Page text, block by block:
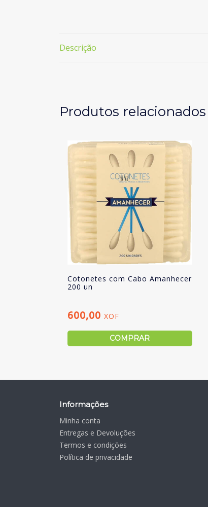
Descrição
Produtos relacionados
Cotonetes com Cabo Amanhecer
200 un
600,00 XOF
COMPRAR
Informações
Minha conta
Entregas e Devoluções
Termos e condições
Política de privacidade